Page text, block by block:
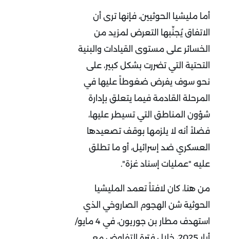
أما مليشيا الحوثيين، فإنها ترى أن
الاتفاق يُجنِّبها التعرض لمزيد من
الخسائر على مستوى القيادات والبنية
التحتية التي تضررت بشكل كبير، على
نحو سوف يفرض ضغوطاً عليها في
المرحلة القادمة فيما يتعلق بإدارة
شؤون المناطق التي تسيطر عليها،
فضلاً أنه لا يلزمها بوقف تصعيدها
العسكري ضد إسرائيل، أو ما تطلق
عليه "عمليات إسناد غزة".
من هنا، كان لافتاً تعمد المليشيا
الحوثية شن الهجوم الصاروخي الذي
استهدف مطار بن جوريون، في 4 مايو/